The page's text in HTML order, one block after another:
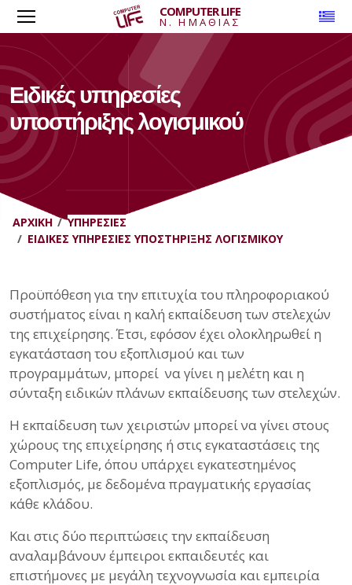
COMPUTER LIFE
Ν. ΗΜΑΘΙΑΣ
Ειδικές υπηρεσίες
υποστήριξης λογισμικού
ΑΡΧΙΚΉ
ΥΠΗΡΕΣΊΕΣ
ΕΙΔΙΚΈΣ ΥΠΗΡΕΣΊΕΣ ΥΠΟΣΤΉΡΙΞΗΣ ΛΟΓΙΣΜΙΚΟΎ
Προϋπόθεση για την επιτυχία του πληροφοριακού
συστήματος είναι η καλή εκπαίδευση των στελεχών
της επιχείρησης. Έτσι, εφόσον έχει ολοκληρωθεί η
εγκατάσταση του εξοπλισμού και των
προγραμμάτων, μπορεί να γίνει η μελέτη και η
σύνταξη ειδικών πλάνων εκπαίδευσης των στελεχών.
Η εκπαίδευση των χειριστών μπορεί να γίνει στους
χώρους της επιχείρησης ή στις εγκαταστάσεις της
Computer Life, όπου υπάρχει εγκατεστημένος
εξοπλισμός, με δεδομένα πραγματικής εργασίας
κάθε κλάδου.
Και στις δύο περιπτώσεις την εκπαίδευση
αναλαμβάνουν έμπειροι εκπαιδευτές και
επιστήμονες με μεγάλη τεχνογνωσία και εμπειρία